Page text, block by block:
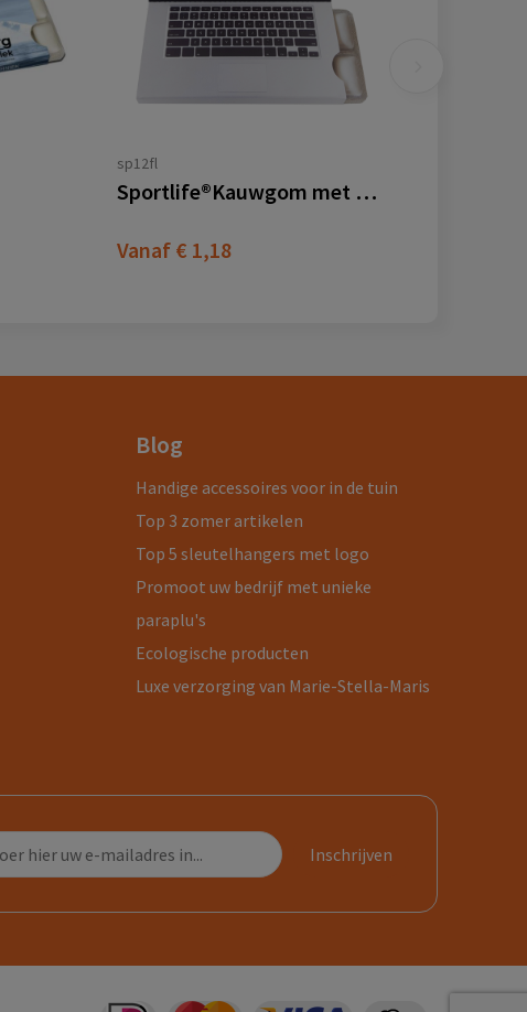
sp12fl
Sportlife®Kauwgom met Flap
Vanaf € 1,18
Blog
Handige accessoires voor in de tuin
Top 3 zomer artikelen
Top 5 sleutelhangers met logo
Promoot uw bedrijf met unieke
paraplu's
Ecologische producten
Luxe verzorging van Marie-Stella-Maris